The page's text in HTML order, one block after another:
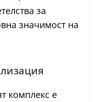
за
значимост на
комплекс е